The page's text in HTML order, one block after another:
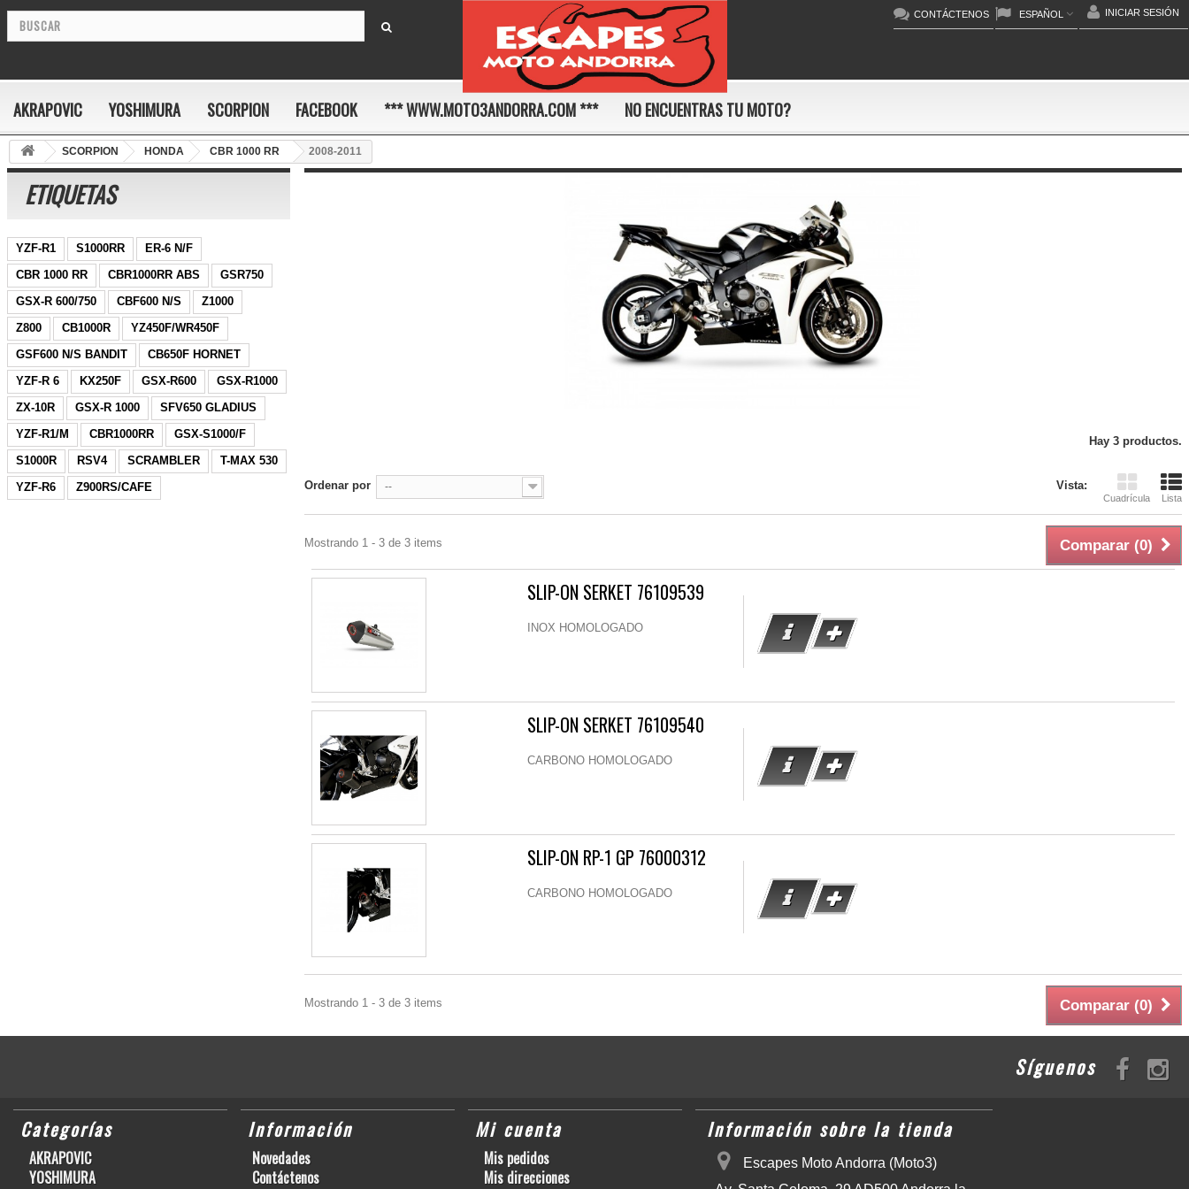
INICIAR SESIÓN
ESPAÑOL
CONTÁCTENOS
AKRAPOVIC YOSHIMURA SCORPION FACEBOOK *** WWW.MOTO3ANDORRA.COM *** NO ENCUENTRAS TU MOTO?
SCORPION HONDA CBR 1000 RR 2008-2011
ETIQUETAS
YZF-R1 S1000RR
ER-6 N/F
CBR 1000 RR
CBR1000RR ABS
GSR750
GSX-R 600/750
CBF600 N/S
Z1000
Z800
CB1000R
YZ450F/WR450F
GSF600 N/S BANDIT
CB650F HORNET
YZF-R 6
KX250F GSX-R600
GSX-R1000
ZX-10R
GSX-R 1000
SFV650 GLADIUS
YZF-R1/M
CBR1000RR
GSX-S1000/F
S1000R
RSV4 SCRAMBLER
T-MAX 530
YZF-R6
Z900RS/CAFE
Hay 3 productos.
Vista:
Cuadrícula Lista
Ordenar por --
Comparar (0)
Mostrando 1 - 3 de 3 items
SLIP-ON SERKET 76109539
INOX HOMOLOGADO
SLIP-ON SERKET 76109540
CARBONO HOMOLOGADO
SLIP-ON RP-1 GP 76000312
CARBONO HOMOLOGADO
Comparar (0)
Mostrando 1 - 3 de 3 items
Síguenos
Categorías
AKRAPOVIC
YOSHIMURA
Información
Novedades
Contáctenos
Mi cuenta
Mis pedidos
Mis direcciones
Información sobre la tienda
Escapes Moto Andorra (Moto3)